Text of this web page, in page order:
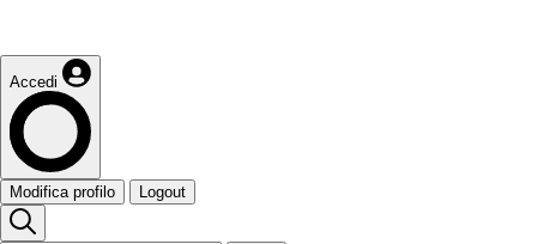
Accedi
Modifica profilo Logout